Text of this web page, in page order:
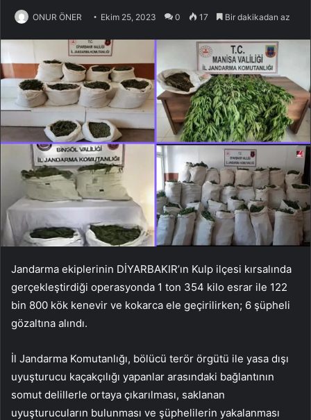
ONUR ÖNER Ekim 25, 2023 0 17 Bir dakikadan az
Jandarma ekiplerinin DİYARBAKIR’ın Kulp ilçesi kırsalında
gerçekleştirdiği operasyonda 1 ton 354 kilo esrar ile 122
bin 800 kök kenevir ve kokarca ele geçirilirken; 6 şüpheli
gözaltına alındı.
İl Jandarma Komutanlığı, bölücü terör örgütü ile yasa dışı
uyuşturucu kaçakçılığı yapanlar arasındaki bağlantının
somut delillerle ortaya çıkarılması, saklanan
uyuşturucuların bulunması ve şüphelilerin yakalanması